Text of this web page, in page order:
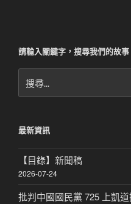
請輸入關鍵字，搜尋我們的故事
尋
字:
最新資訊
【目錄】新聞稿
2026-07-24
批判中國國民黨 725 上凱